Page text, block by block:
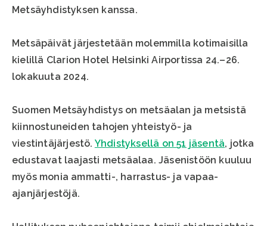
Metsäyhdistyksen kanssa.
Metsäpäivät järjestetään molemmilla kotimaisilla
kielillä Clarion Hotel Helsinki Airportissa 24.–26.
lokakuuta 2024.
Suomen Metsäyhdistys on metsäalan ja metsistä
kiinnostuneiden tahojen yhteistyö- ja
viestintäjärjestö. Yhdistyksellä on 51 jäsentä, jotka
edustavat laajasti metsäalaa. Jäsenistöön kuuluu
myös monia ammatti-, harrastus- ja vapaa-
ajanjärjestöjä.